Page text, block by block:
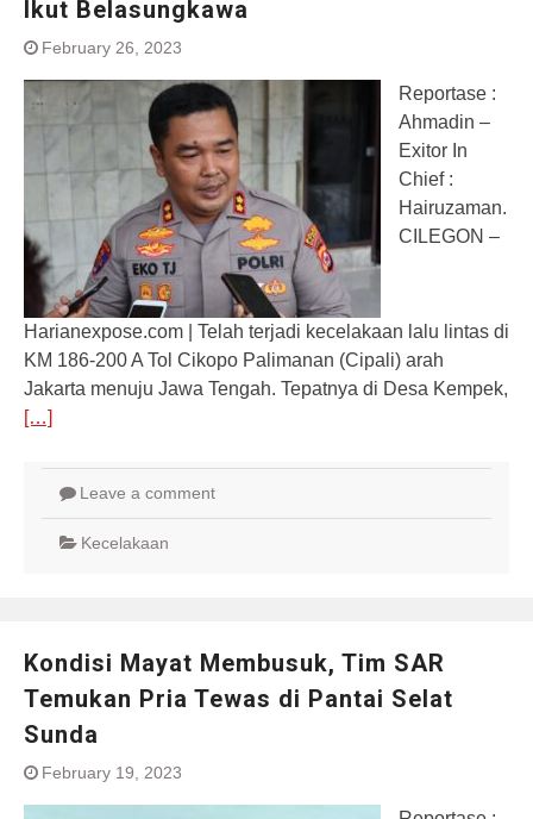
Ikut Belasungkawa
February 26, 2023
Reportase :
Ahmadin –
Exitor In
Chief :
Hairuzaman.
CILEGON –
Harianexpose.com | Telah terjadi kecelakaan lalu lintas di
KM 186-200 A Tol Cikopo Palimanan (Cipali) arah
Jakarta menuju Jawa Tengah. Tepatnya di Desa Kempek,
[…]
Leave a comment
Kecelakaan
Kondisi Mayat Membusuk, Tim SAR
Temukan Pria Tewas di Pantai Selat
Sunda
February 19, 2023